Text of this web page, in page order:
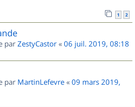
1 2
par ZestyCastor « 06 juil. 2019, 08:18
par MartinLefevre « 09 mars 2019,